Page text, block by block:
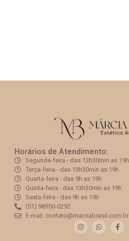
Horários de Atendimento:
Segunda-feira - das 13h30min as 19h
Terça-feira - das 13h30min as 19h​
Quarta-feira - das 9h as 19h​
Quinta-feira - das 13h30min as 19h​
Sexta-feira - das 9h as 19h​​
(51) 98950-0292
E-mail: contato@marciabrasil.com.br